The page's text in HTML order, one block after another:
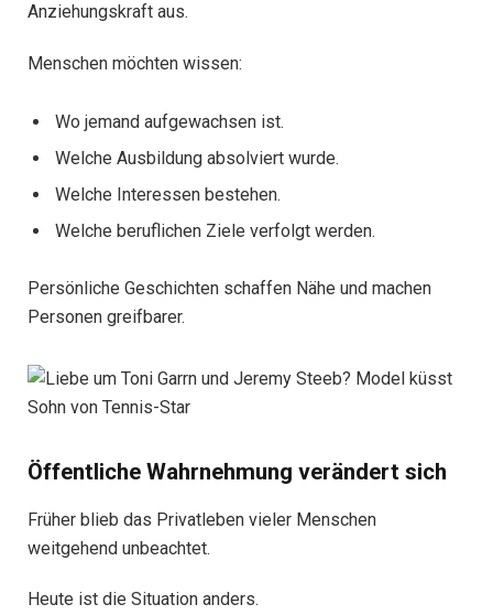
Anziehungskraft aus.
Menschen möchten wissen:
Wo jemand aufgewachsen ist.
Welche Ausbildung absolviert wurde.
Welche Interessen bestehen.
Welche beruflichen Ziele verfolgt werden.
Persönliche Geschichten schaffen Nähe und machen
Personen greifbarer.
Öffentliche Wahrnehmung verändert sich
Früher blieb das Privatleben vieler Menschen
weitgehend unbeachtet.
Heute ist die Situation anders.